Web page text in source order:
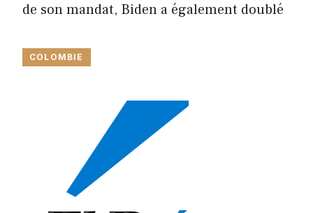
de son mandat, Biden a également doublé
COLOMBIE